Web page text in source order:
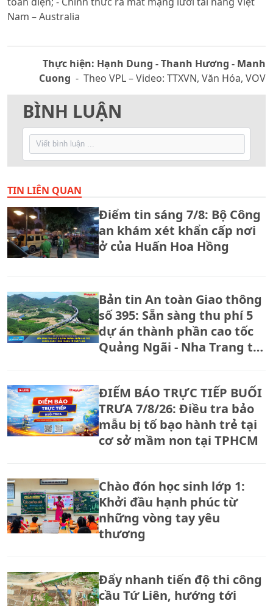
Nam – Australia
Thực hiện: Hạnh Dung - Thanh Hương - Manh
Cuong - Theo VPL – Video: TTXVN, Văn Hóa, VOV
BÌNH LUẬN
TIN LIÊN QUAN
Điểm tin sáng 7/8: Bộ Công
an khám xét khẩn cấp nơi
ở của Huấn Hoa Hồng
Bản tin An toàn Giao thông
số 395: Sẵn sàng thu phí 5
dự án thành phần cao tốc
Quảng Ngãi - Nha Trang từ
ĐIỂM BÁO TRỰC TIẾP BUỔI
TRƯA 7/8/26: Điều tra bảo
mẫu bị tố bạo hành trẻ tại
cơ sở mầm non tại TPHCM
Chào đón học sinh lớp 1:
Khởi đầu hạnh phúc từ
những vòng tay yêu
thương
Đẩy nhanh tiến độ thi công
cầu Tứ Liên, hướng tới